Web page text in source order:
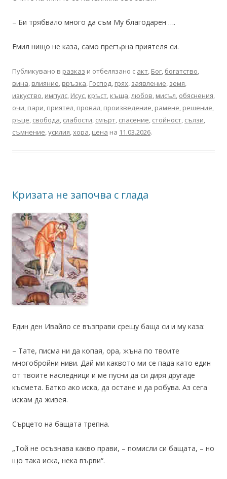
– Би трябвало много да съм Му благодарен ….
Емил нищо не каза, само прегърна приятеля си.
Публикувано в разказ и отбелязано с акт Бог богатство
вина влияние връзка Господ грях заявление земя
изкуство импулс Исус кръст къща любов мисъл обяснения
очи пари приятел провал произведение рамене решение
ръце свобода слабости смърт спасение стойност сълзи
съмнение усилия хора цена на 11.03.2026.
Кризата не започва с глада
Един ден Ивайло се възправи срещу баща си и му каза:
– Тате, писма ни да копая, ора, жъна по твоите
многобройни ниви. Дай ми каквото ми се пада като един
от твоите наследници и ме пусни да си диря другаде
късмета. Батко ако иска, да остане и да робува. Аз сега
искам да живея.
Сърцето на бащата трепна.
„Той не осъзнава какво прави, – помисли си бащата, – но
що така иска, нека върви“.